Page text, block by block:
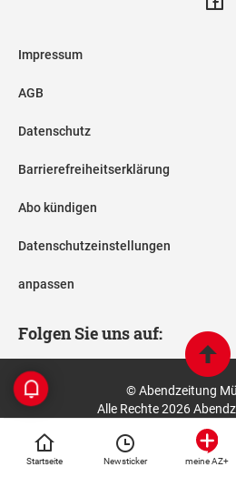
Startseite Newsticker meine AZ+
Impressum
AGB
Datenschutz
Barrierefreiheitserklärung
Abo kündigen
Datenschutzeinstellungen
anpassen
Folgen Sie uns auf:
© Abendzeitung
Alle Rechte 2026